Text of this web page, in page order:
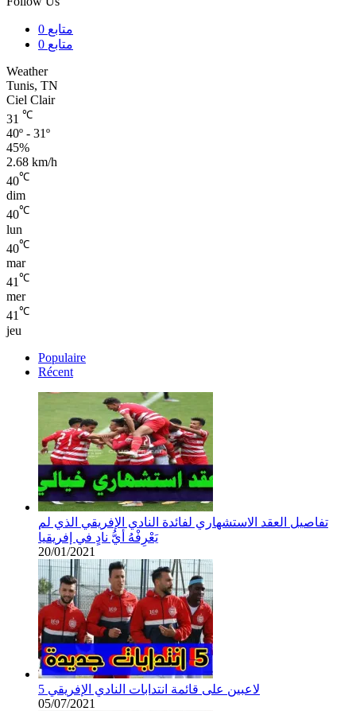
0 متابع
0 متابع
Weather
Tunis, TN
Ciel Clair
31 ℃
40º - 31º
45%
2.68 km/h
40℃
dim
40℃
lun
40℃
mar
41 ℃
mer
41℃
jeu
Populaire
Récent
تفاصيل العقد الاستشهاري لفائدة النادي الإفريقي الذي لم
يَعْرِفْهُ أيُّ نادٍ في إفريقيا
20/01/2021
5 لاعبين على قائمة انتدابات النادي الإفريقي
05/07/2021